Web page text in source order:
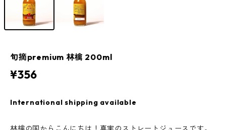
旬摘premium 林檎 200ml
¥356
International shipping available